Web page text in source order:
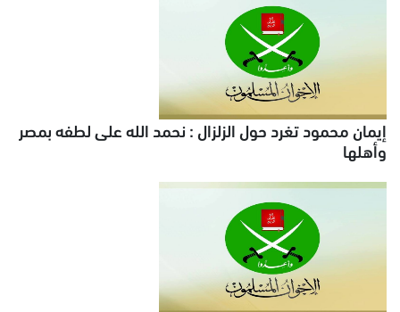
إيمان محمود تغرد حول الزلزال : نحمد الله على لطفه بمصر
وأهلها